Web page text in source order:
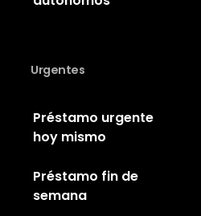
Urgentes
Préstamo urgente
hoy mismo
Préstamo fin de
semana